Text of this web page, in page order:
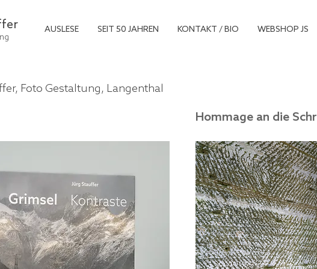
AUSLESE SEIT 50 JAHREN KONTAKT / BIO WEBSHOP JS
Foto Gestaltung, Langenthal
Hommage an die